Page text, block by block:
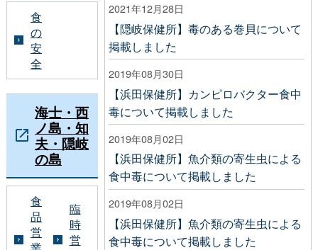
2021年12月28日
【隠岐保健所】毒のある巻貝について
掲載しました
2019年08月30日
【浜田保健所】カンピロバクター食中
毒について掲載しました
2019年08月02日
【浜田保健所】魚介類の寄生虫による
食中毒について掲載しました
2019年08月02日
【浜田保健所】魚介類の寄生虫による
食中毒について掲載しました
食
の
安
全
海士・西
ノ島・知
夫・隠岐
の島
食
品
営
臨
時
営